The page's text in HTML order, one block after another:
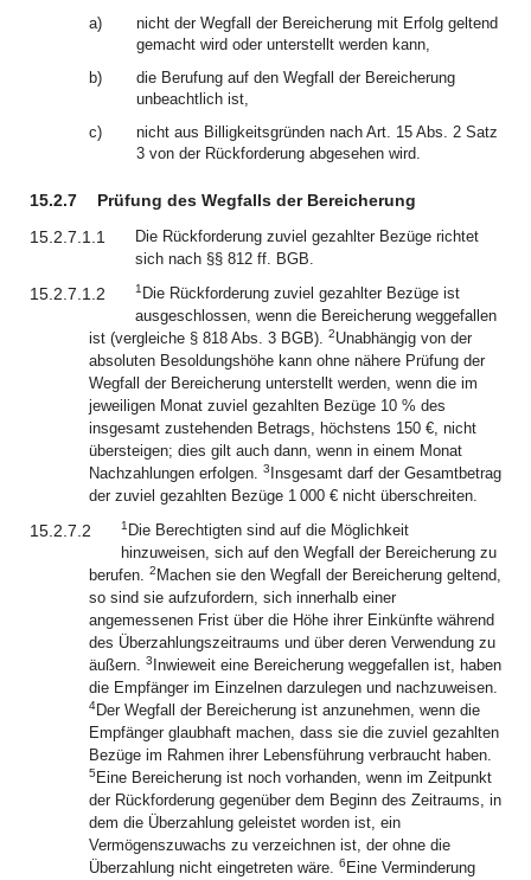
a)
nicht der Wegfall der Bereicherung mit Erfolg geltend
gemacht wird oder unterstellt werden kann,
b)
die Berufung auf den Wegfall der Bereicherung
unbeachtlich ist,
c)
nicht aus Billigkeitsgründen nach Art. 15 Abs. 2 Satz
3 von der Rückforderung abgesehen wird.
15.2.7
Prüfung des Wegfalls der Bereicherung
15.2.7.1.1
Die Rückforderung zuviel gezahlter Bezüge richtet
sich nach §§ 812 ff. BGB.
15.2.7.1.2 1 Die Rückforderung zuviel gezahlter Bezüge ist
ausgeschlossen, wenn die Bereicherung weggefallen
ist (vergleiche § 818 Abs. 3 BGB). 2Unabhängig von der
absoluten Besoldungshöhe kann ohne nähere Prüfung der
Wegfall der Bereicherung unterstellt werden, wenn die im
jeweiligen Monat zuviel gezahlten Bezüge 10 % des
insgesamt zustehenden Betrags, höchstens 150 €, nicht
übersteigen; dies gilt auch dann, wenn in einem Monat
Nachzahlungen erfolgen. 3 Insgesamt darf der Gesamtbetrag
der zuviel gezahlten Bezüge 1 000 € nicht überschreiten.
15.2.7.2 1 Die Berechtigten sind auf die Möglichkeit
hinzuweisen, sich auf den Wegfall der Bereicherung zu
berufen. 2 Machen sie den Wegfall der Bereicherung geltend,
so sind sie aufzufordern, sich innerhalb einer
angemessenen Frist über die Höhe ihrer Einkünfte während
des Überzahlungszeitraums und über deren Verwendung zu
äußern. 3 Inwieweit eine Bereicherung weggefallen ist, haben
die Empfänger im Einzelnen darzulegen und nachzuweisen.
4Der Wegfall der Bereicherung ist anzunehmen, wenn die
Empfänger glaubhaft machen, dass sie die zuviel gezahlten
Bezüge im Rahmen ihrer Lebensführung verbraucht haben.
5 Eine Bereicherung ist noch vorhanden, wenn im Zeitpunkt
der Rückforderung gegenüber dem Beginn des Zeitraums, in
dem die Überzahlung geleistet worden ist, ein
Vermögenszuwachs zu verzeichnen ist, der ohne die
Überzahlung nicht eingetreten wäre. 6 Eine Verminderung